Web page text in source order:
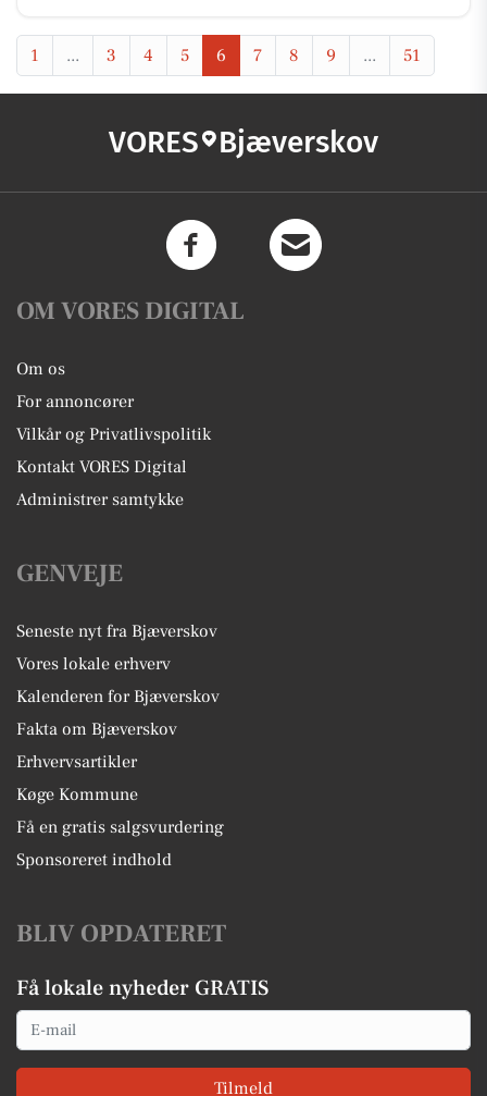
1 ... 3 4 5 6 7 8 9 ... 51
VORES Bjæverskov
OM VORES DIGITAL
Om os
For annoncører
Vilkår og Privatlivspolitik
Kontakt VORES Digital
Administrer samtykke
GENVEJE
Seneste nyt fra Bjæverskov
Vores lokale erhverv
Kalenderen for Bjæverskov
Fakta om Bjæverskov
Erhvervsartikler
Køge Kommune
Få en gratis salgsvurdering
Sponsoreret indhold
BLIV OPDATERET
Få lokale nyheder GRATIS
Email
Tilmeld